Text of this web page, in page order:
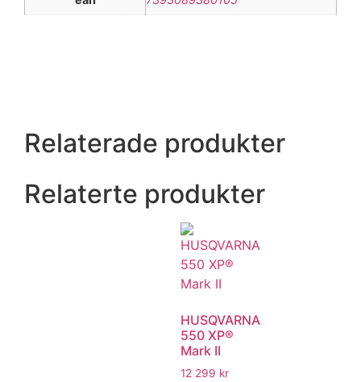
Relaterade produkter
Relaterte produkter
HUSQVARNA
550 XP®
Mark II
12 299 kr